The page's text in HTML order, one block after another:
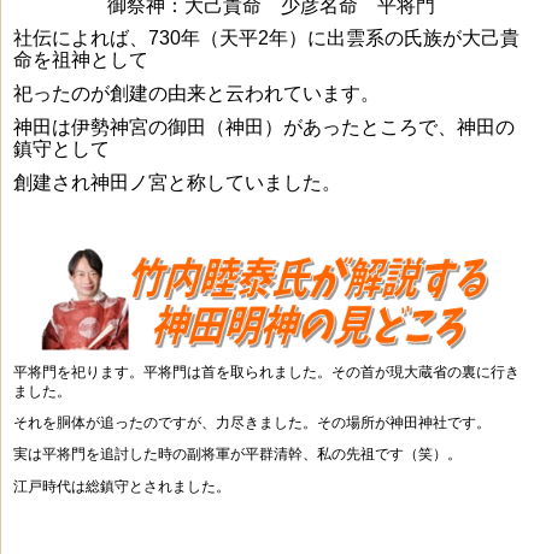
御祭神：大己貴命 少彦名命 平将門
社伝によれば、730年（天平2年）に出雲系の氏族が大己貴
命を祖神として
祀ったのが創建の由来と云われています。
神田は伊勢神宮の御田（神田） があったところで、神田の
鎮守として
創建され神田ノ宮と称していました。
平将門を祀ります。平将門は首を取られました。その首が現大蔵省の裏に行き
ました。
それを胴体が追ったのですが、力尽きました。その場所が神田神社です。
実は平将門を追討した時の副将軍が平群清幹、私の先祖です（笑）。
江戸時代は総鎮守とされました。